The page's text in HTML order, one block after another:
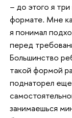
– до этого я
формате. Мне
я понимал
перед
Большинство
такой формой
поднаторел
занимаешься